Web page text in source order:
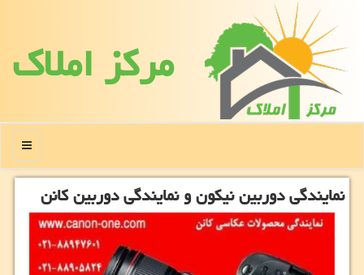
مركز املاك
منو
نمایندگی دوربین نیكون و نمایندگی دوربین كانن